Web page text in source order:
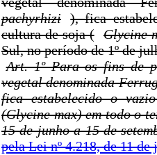
pachyrhizi
), fica
cultura de soja (
Glycine
Sul, no período de 1º de
Art. 1º Para os fins de
vegetal denominada
fica estabelecido o
(Glycine max) em todo o
15 de junho a 15 de
pela Lei nº 4.218, de 11